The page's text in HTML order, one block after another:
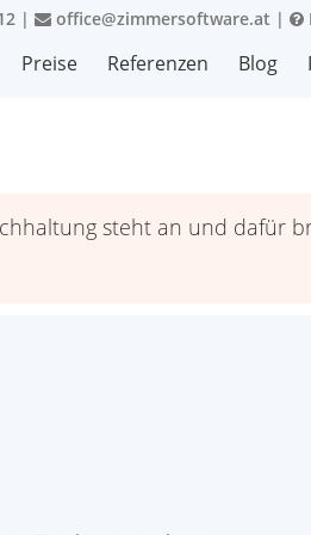
| office@zimmersoftware.at |
Preise Referenzen Blog
steht an und dafür